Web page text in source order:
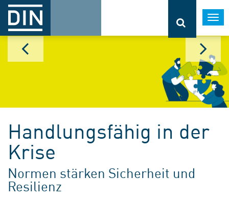
Handlungsfähig in der
Krise
Normen stärken Sicherheit und
Resilienz